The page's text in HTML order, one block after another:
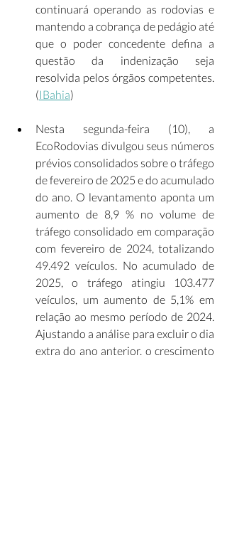
continuará operando as rodovias e
mantendo a cobrança de pedágio até
que o poder concedente defina a
questão da indenização seja
resolvida pelos órgãos competentes.
(IBahia)
Nesta segunda-feira (10), a
EcoRodovias divulgou seus números
prévios consolidados sobre o tráfego
de fevereiro de 2025 e do acumulado
do ano. O levantamento aponta um
aumento de 8,9 % no volume de
tráfego consolidado em comparação
com fevereiro de 2024, totalizando
49.492 veículos. No acumulado de
2025, o tráfego atingiu 103.477
veículos, um aumento de 5,1% em
relação ao mesmo período de 2024.
Ajustando a análise para excluir o dia
extra do ano anterior, o crescimento